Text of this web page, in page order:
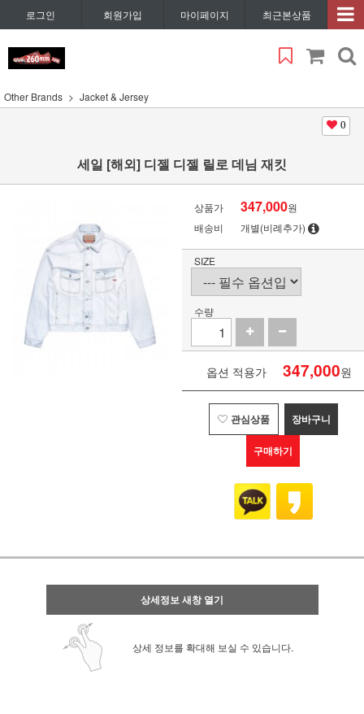
로그인 회원가입 마이페이지 최근본상품
Other Brands Jacket & Jersey
0
세일 [해외] 디젤 디젤 릴로 데님 재킷
상품가 347,000원
배송비
개별(비례추가)
SIZE
수량
옵션 적용가 347,000원
관심상품 장바구니
구매하기
상세정보 새창 열기
상세 정보를 확대해 보실 수 있습니다.